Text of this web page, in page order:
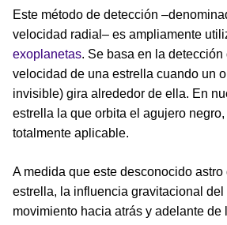
Este método de detección
velocidad radial– es ampliamente
exoplanetas. Se basa en la
velocidad de una estrella cuando un
invisible) gira alrededor de ella. En
estrella la que orbita el agujero
totalmente aplicable.
A medida que este desconocido
estrella, la influencia gravitacional del
movimiento hacia atrás y adelante de